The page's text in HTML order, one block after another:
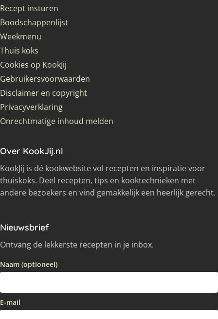
Recept insturen
Boodschappenlijst
Weekmenu
Thuis koks
Cookies op KookJij
Gebruikersvoorwaarden
Disclaimer en copyright
Privacyverklaring
Onrechtmatige inhoud melden
Over KookJij.nl
KookJij is dé kookwebsite vol recepten en inspiratie voor
thuiskoks. Deel recepten, tips en kooktechnieken met
andere bezoekers en vind gemakkelijk een heerlijk gerecht.
Nieuwsbrief
Ontvang de lekkerste recepten in je inbox.
Naam (optioneel)
E-mail